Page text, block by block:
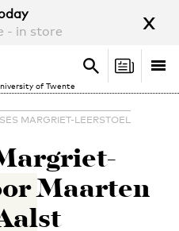
- in store
x
of Twente
Search
Search
MARGRIET-LEERSTOEL
Maarten